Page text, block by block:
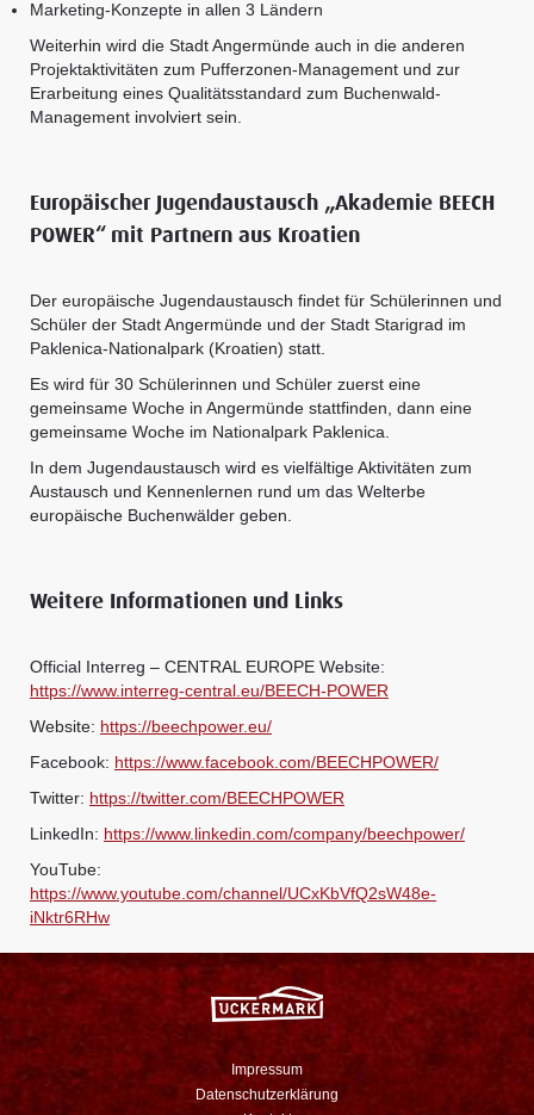
Marketing-Konzepte in allen 3 Ländern
Weiterhin wird die Stadt Angermünde auch in die anderen
Projektaktivitäten zum Pufferzonen-Management und zur
Erarbeitung eines Qualitätsstandard zum Buchenwald-
Management involviert sein.
Europäischer Jugendaustausch „Akademie BEECH
POWER“ mit Partnern aus Kroatien
Der europäische Jugendaustausch findet für Schülerinnen und
Schüler der Stadt Angermünde und der Stadt Starigrad im
Paklenica-Nationalpark (Kroatien) statt.
Es wird für 30 Schülerinnen und Schüler zuerst eine
gemeinsame Woche in Angermünde stattfinden, dann eine
gemeinsame Woche im Nationalpark Paklenica.
In dem Jugendaustausch wird es vielfältige Aktivitäten zum
Austausch und Kennenlernen rund um das Welterbe
europäische Buchenwälder geben.
Weitere Informationen und Links
Official Interreg – CENTRAL EUROPE Website:
https://www.interreg-central.eu/BEECH-POWER
Website: https://beechpower.eu/
Facebook: https://www.facebook.com/BEECHPOWER/
Twitter: https://twitter.com/BEECHPOWER
LinkedIn: https://www.linkedin.com/company/beechpower/
YouTube:
https://www.youtube.com/channel/UCxKbVfQ2sW48e-
iNktr6RHw
Impressum
Datenschutzerklärung